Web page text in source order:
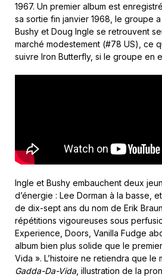
1967. Un premier album est
sa sortie fin janvier 1968, le groupe
Bushy et Doug Ingle se retrouvent
marché modestement (#78 US), ce
suivre Iron Butterfly, si le groupe en
Ingle et Bushy embauchent deux
d’énergie : Lee Dorman à la basse,
de dix-sept ans du nom de Erik
répétitions vigoureuses sous
Experience, Doors, Vanilla Fudge
album bien plus solide que le
Vida ». L’histoire ne retiendra que le
Gadda-Da-Vida, illustration de la